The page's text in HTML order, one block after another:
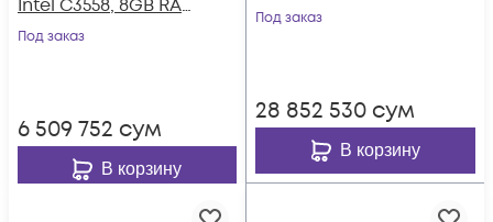
Intel C3558, 8GB RAM
ECC, 64GB eMMC
Под заказ
6 509 752 сум
В корзину
Под заказ
28 852 530 сум
В корзину